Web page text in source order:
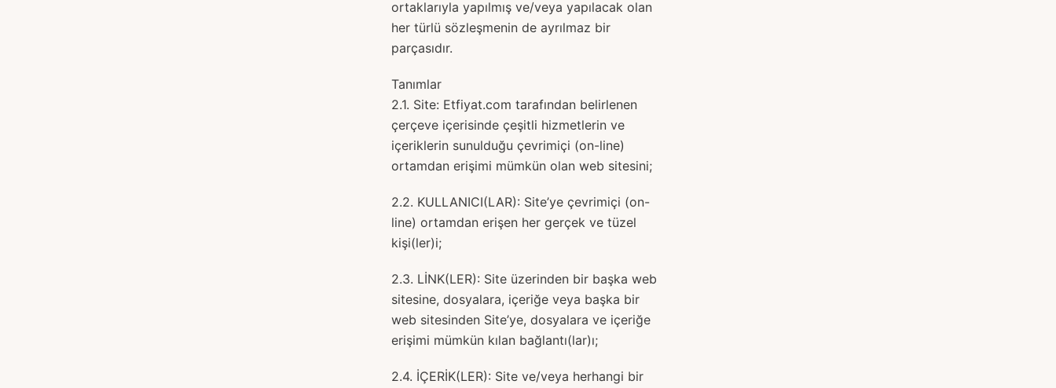
ortaklarıyla yapılmış ve/veya yapılacak olan
her türlü sözleşmenin de ayrılmaz bir
parçasıdır.
Tanımlar
2.1. Site: Etfiyat.com tarafından belirlenen
çerçeve içerisinde çeşitli hizmetlerin ve
içeriklerin sunulduğu çevrimiçi (on-line)
ortamdan erişimi mümkün olan web sitesini;
2.2. KULLANICI(LAR): Site’ye çevrimiçi (on-
line) ortamdan erişen her gerçek ve tüzel
kişi(ler)i;
2.3. LİNK(LER): Site üzerinden bir başka web
sitesine, dosyalara, içeriğe veya başka bir
web sitesinden Site’ye, dosyalara ve içeriğe
erişimi mümkün kılan bağlantı(lar)ı;
2.4. İÇERİK(LER): Site ve/veya herhangi bir